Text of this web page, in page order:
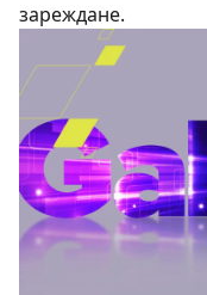
зареждане.